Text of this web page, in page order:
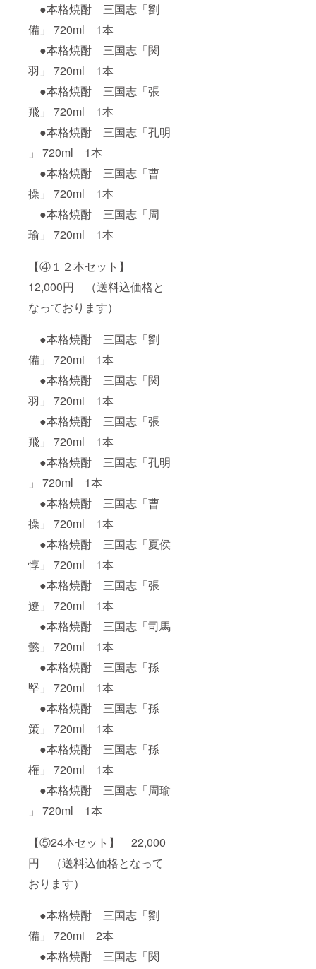
●本格焼酎 三国志「劉
備」 720ml 1本
●本格焼酎 三国志「関
羽」 720ml 1本
●本格焼酎 三国志「張
飛」 720ml 1本
●本格焼酎 三国志「孔明
」 720ml 1本
●本格焼酎 三国志「曹
操」 720ml 1本
●本格焼酎 三国志「周
瑜」 720ml 1本
【④１２本セット】
12,000円 （送料込価格と
なっております）
●本格焼酎 三国志「劉
備」 720ml 1本
●本格焼酎 三国志「関
羽」 720ml 1本
●本格焼酎 三国志「張
飛」 720ml 1本
●本格焼酎 三国志「孔明
」 720ml 1本
●本格焼酎 三国志「曹
操」 720ml 1本
●本格焼酎 三国志「夏侯
惇」 720ml 1本
●本格焼酎 三国志「張
遼」 720ml 1本
●本格焼酎 三国志「司馬
懿」 720ml 1本
●本格焼酎 三国志「孫
堅」 720ml 1本
●本格焼酎 三国志「孫
策」 720ml 1本
●本格焼酎 三国志「孫
権」 720ml 1本
●本格焼酎 三国志「周瑜
」 720ml 1本
【⑤24本セット】 22,000
円 （送料込価格となって
おります）
●本格焼酎 三国志「劉
備」 720ml 2本
●本格焼酎 三国志「関